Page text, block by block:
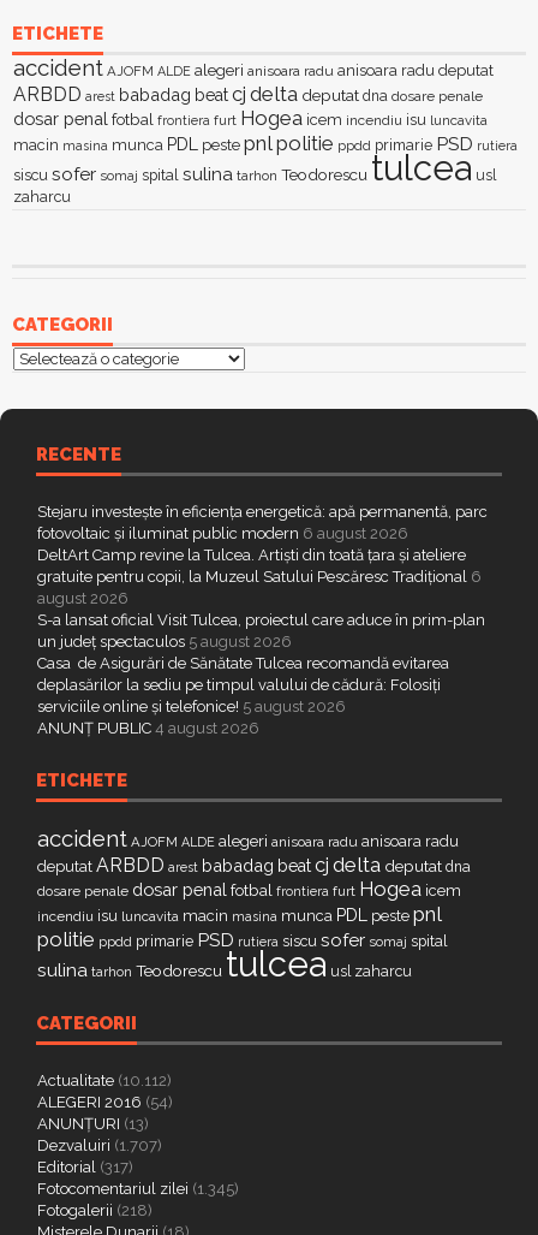
ETICHETE
accident AJOFM ALDE alegeri anisoara radu anisoara radu deputat
ARBDD arest babadag beatcj delta deputat dna dosare penale
dosar penal fotbal frontiera furt Hogea icem incendiu isu luncavita
macin masina munca PDL peste pnlpolitie ppdd primarie PSD rutiera
siscu sofer somaj spital sulina tarhon Teodorescu tulcea usl
zaharcu
CATEGORII
Categorii
RECENTE
Stejaru investește în eficiența energetică: apă permanentă, parc
fotovoltaic și iluminat public modern 6 august 2026
DeltArt Camp revine la Tulcea. Artiști din toată țara și ateliere
gratuite pentru copii, la Muzeul Satului Pescăresc Tradițional 6
august 2026
S-a lansat oficial Visit Tulcea, proiectul care aduce în prim-plan
un județ spectaculos 5 august 2026
Casa de Asigurări de Sănătate Tulcea recomandă evitarea
deplasărilor la sediu pe timpul valului de cădură: Folosiți
serviciile online și telefonice! 5 august 2026
ANUNȚ PUBLIC 4 august 2026
ETICHETE
accident AJOFM ALDE alegeri anisoara radu anisoara radu
deputat ARBDD arest babadag beatcj delta deputat dna
dosare penale dosar penal fotbal frontiera furt Hogea icem
incendiu isu luncavita macin masina munca PDL peste pnl
politie ppdd primarie PSD rutiera siscu sofer somaj spital
sulina tarhon Teodorescu tulcea usl zaharcu
CATEGORII
Actualitate (10.112)
ALEGERI 2016 (54)
ANUNȚURI (13)
Dezvaluiri (1.707)
Editorial (317)
Fotocomentariul zilei (1.345)
Fotogalerii (218)